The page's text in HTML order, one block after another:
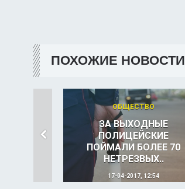
ПОХОЖИЕ НОВОСТИ
ОБЩЕСТВО
ЗА ВЫХОДНЫЕ
ПОЛИЦЕЙСКИЕ
ПОЙМАЛИ БОЛЕЕ 70
НЕТРЕЗВЫХ..
17-04-2017, 12:54